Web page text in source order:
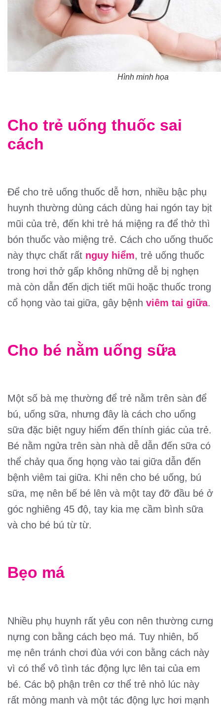
Hình minh họa
Cho trẻ uống thuốc sai
cách
Để cho trẻ uống thuốc dễ hơn, nhiều bậc phụ
huynh thường dùng cách dùng hai ngón tay bịt
mũi của trẻ, đến khi trẻ há miệng ra để thở thì
bón thuốc vào miệng trẻ. Cách cho uống thuốc
này thực chất rất nguy hiểm, trẻ uống thuốc
trong hơi thở gấp không những dễ bị nghẹn
mà còn dẫn đến dịch tiết mũi hoặc thuốc trong
cổ họng vào tai giữa, gây bệnh viêm tai giữa.
Cho bé nằm uống sữa
Một số bà mẹ thường để trẻ nằm trên sàn để
bú, uống sữa, nhưng đây là cách cho uống
sữa đặc biệt nguy hiểm đến thính giác của trẻ.
Bé nằm ngửa trên sàn nhà dễ dẫn đến sữa có
thể chảy qua ống họng vào tai giữa dẫn đến
bệnh viêm tai giữa. Khi nên cho bé uống, bú
sữa, mẹ nên bế bé lên và một tay đỡ đầu bé ở
góc nghiêng 45 độ, tay kia mẹ cầm bình sữa
và cho bé bú từ từ.
Bẹo má
Nhiều phụ huynh rất yêu con nên thường cưng
nựng con bằng cách bẹo má. Tuy nhiên, bố
mẹ nên tránh chơi đùa với con bằng cách này
vì có thể vô tình tác động lực lên tai của em
bé. Các bộ phận trên cơ thể trẻ nhỏ lúc này
rất mỏng manh và một tác động lực hơi mạnh